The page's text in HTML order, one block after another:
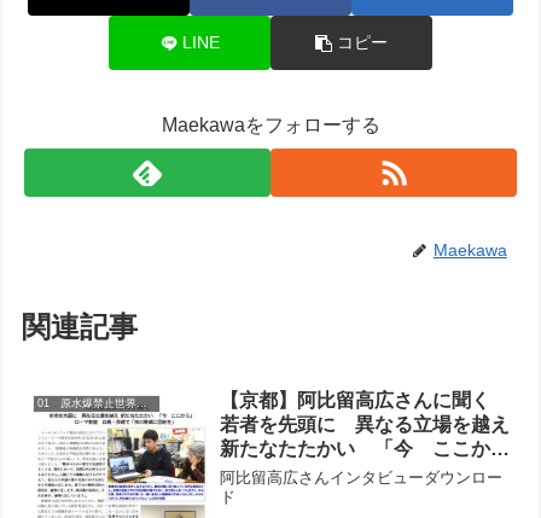
LINE コピー
Maekawaをフォローする
Maekawa
関連記事
01 原水爆禁止世界大会
【京都】阿比留高広さんに聞く
若者を先頭に 異なる立場を越え
新たなたたかい 「今 ここか
ら」 ローマ教皇 広島・長崎で
「核の脅威に団結を」
阿比留高広さんインタビューダウンロー
ド